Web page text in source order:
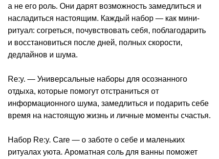
а не его роль. Они дарят возможность замедлиться и
насладиться настоящим. Каждый набор — как мини-
ритуал: согреться, почувствовать себя, поблагодарить
и восстановиться после дней, полных скорости,
дедлайнов и шума.
Re:y. — Универсальные наборы для осознанного
отдыха, которые помогут отстраниться от
информационного шума, замедлиться и подарить себе
время на настоящую жизнь и личные моменты счастья.
Набор Re:y. Care — о заботе о себе и маленьких
ритуалах уюта. Ароматная соль для ванны поможет